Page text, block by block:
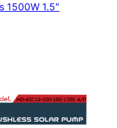
1500W 1.5″